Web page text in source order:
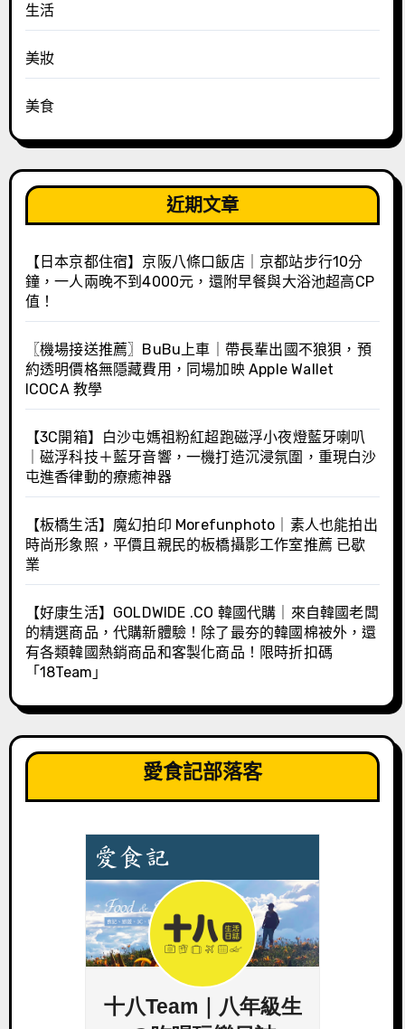
生活
美妝
美食
近期文章
【日本京都住宿】京阪八條口飯店｜京都站步行10分
鐘，一人兩晚不到4000元，還附早餐與大浴池超高CP
值！
〖機場接送推薦〗BuBu上車｜帶長輩出國不狼狽，預
約透明價格無隱藏費用，同場加映 Apple Wallet
ICOCA 教學
【3C開箱】白沙屯媽祖粉紅超跑磁浮小夜燈藍牙喇叭
｜磁浮科技＋藍牙音響，一機打造沉浸氛圍，重現白沙
屯進香律動的療癒神器
【板橋生活】魔幻拍印 Morefunphoto｜素人也能拍出
時尚形象照，平價且親民的板橋攝影工作室推薦 已歇
業
【好康生活】GOLDWIDE .CO 韓國代購｜來自韓國老闆
的精選商品，代購新體驗！除了最夯的韓國棉被外，還
有各類韓國熱銷商品和客製化商品！限時折扣碼
「18Team」
愛食記部落客